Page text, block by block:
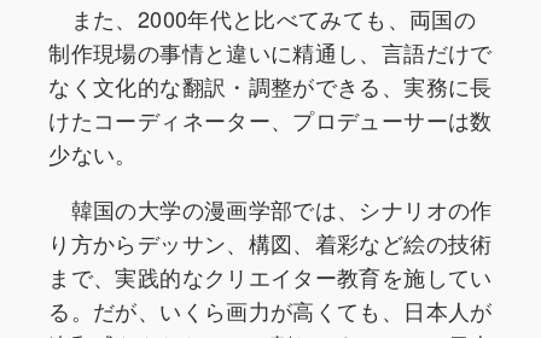
また、2000年代と比べてみても、両国の
制作現場の事情と違いに精通し、言語だけで
なく文化的な翻訳・調整ができる、実務に長
けたコーディネーター、プロデューサーは数
少ない。
韓国の大学の漫画学部では、シナリオの作
り方からデッサン、構図、着彩など絵の技術
まで、実践的なクリエイター教育を施してい
る。だが、いくら画力が高くても、日本人が